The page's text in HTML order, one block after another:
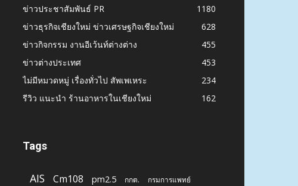
ข่าวประชาสัมพันธ์ PR
1180
ข่าวธุรกิจเชียงใหม่ ข่าวเศรษฐกิจเชียงใหม่
628
ข่าวกิจกรรม งานอีเว้นท์ต่างต่าง
455
ข่าวต่างประเทศ
453
ไม่มีหมวดหมู่ เรื่องทั่วไป สัพเพเหระ
234
รีวิว แนะนำ ร้านอาหารในเชียงใหม่
162
Tags
AIS Cm108 pm2.5 กกต. กรมการแพทย์